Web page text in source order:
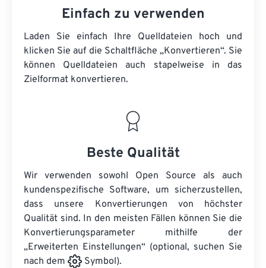
Einfach zu verwenden
Laden Sie einfach Ihre Quelldateien hoch und
klicken Sie auf die Schaltfläche „Konvertieren“. Sie
können Quelldateien auch stapelweise in das
Zielformat konvertieren.
Beste Qualität
Wir verwenden sowohl Open Source als auch
kundenspezifische Software, um sicherzustellen,
dass unsere Konvertierungen von höchster
Qualität sind. In den meisten Fällen können Sie die
Konvertierungsparameter mithilfe der
„Erweiterten Einstellungen“ (optional, suchen Sie
nach dem
Symbol).